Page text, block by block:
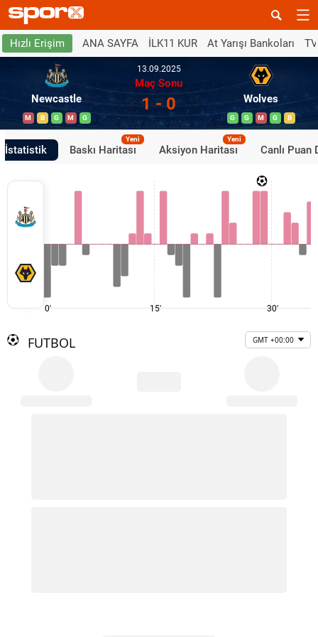
Hızlı Erişim ANA SAYFA İLK11 KUR At Yarışı Bankoları
Newcastle
M B G M G
13.09.2025
Maç Sonu
1 - 0 Wolves
G G M G B
İstatistik Baskı Haritası
Yeni
Aksiyon Haritası
Yeni
Canlı Puan
0' 15' 30'
FUTBOL GMT +00:00